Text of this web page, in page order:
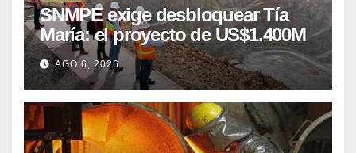
SNMPE exige desbloquear Tía
María: el proyecto de US$1.400M
que Perú lleva 15 años
posponiendo
AGO 6, 2026